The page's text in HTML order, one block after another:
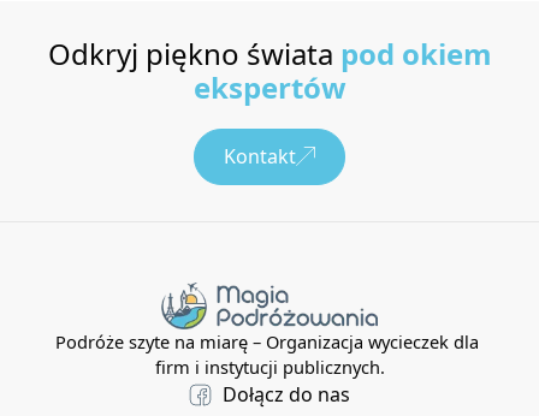
Odkryj piękno świata pod okiem
ekspertów
Kontakt
Podróże szyte na miarę – Organizacja wycieczek dla
firm i instytucji publicznych.
Dołącz do nas